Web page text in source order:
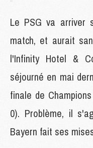
Le PSG va arriver
match, et aurait
l'Infinity Hotel &
séjourné en mai
finale de
0). Problème, il
Bayern fait ses